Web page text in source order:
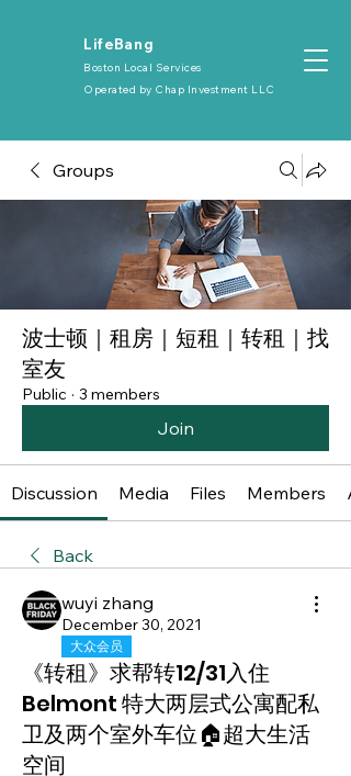
​LifeBang
Boston Local Services
Operated by Chap Investment LLC
Groups
波士顿｜租房｜短租｜转租｜找
室友
Public · 3 members
Join
Discussion Media Files Members
Back
wuyi zhang
December 30, 2021
大众会员
《转租》求帮转12/31入住
Belmont 特大两层式公寓配私
卫及两个室外车位🏠超大生活
空间